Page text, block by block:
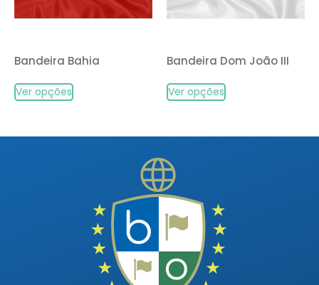
Bandeira Bahia
Ver opções
Bandeira Dom João III
Ver opções